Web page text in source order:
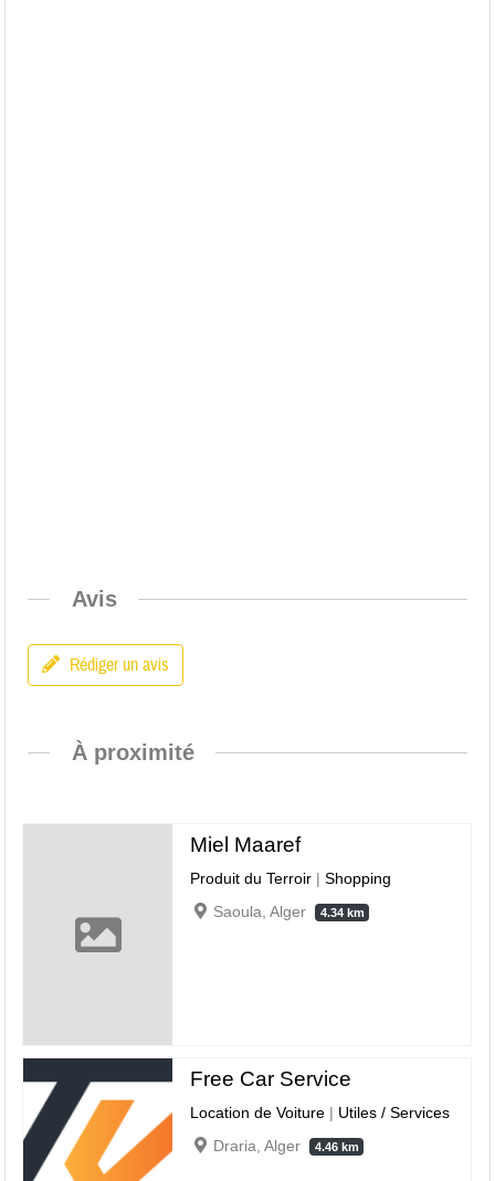
Avis
Rédiger un avis
À proximité
Miel Maaref
Produit du Terroir |Shopping
Saoula, Alger
4.34 km
Free Car Service
Location de Voiture | Utiles / Services
Draria, Alger
4.46 km